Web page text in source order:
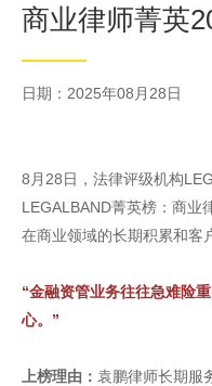
商业律师菁英
日期：2025年08月28日
8月28日，法律评级机构
LEGALBAND菁英榜：商业
在商业领域的长期积累和客
“金融资管业务往往急难险
心。”
上榜理由： 袁鹏律师长期服